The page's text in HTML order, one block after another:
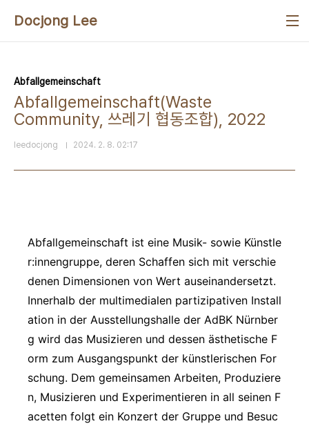
Docjong Lee
Abfallgemeinschaft
Abfallgemeinschaft(Waste
Community, 쓰레기 협동조합), 2022
leedocjong 2024. 2. 8. 02:17
Abfallgemeinschaft ist eine Musik- sowie Künstle
r:innengruppe, deren Schaffen sich mit verschie
denen Dimensionen von Wert auseinandersetzt.
Innerhalb der multimedialen partizipativen Install
ation in der Ausstellungshalle der AdBK Nürnber
g wird das Musizieren und dessen ästhetische F
orm zum Ausgangspunkt der künstlerischen For
schung. Dem gemeinsamen Arbeiten, Produziere
n, Musizieren und Experimentieren in all seinen F
acetten folgt ein Konzert der Gruppe und Besuc